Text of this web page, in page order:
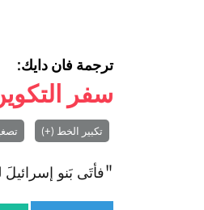
ترجمة فان دايك:
سفر
تكبير الخط (+)
"فأتَى بَنو إسرائيلَ